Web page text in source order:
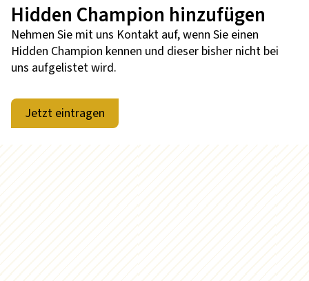
Hidden Champion hinzufügen
Nehmen Sie mit uns Kontakt auf, wenn Sie einen
Hidden Champion kennen und dieser bisher nicht bei
uns aufgelistet wird.
Jetzt eintragen